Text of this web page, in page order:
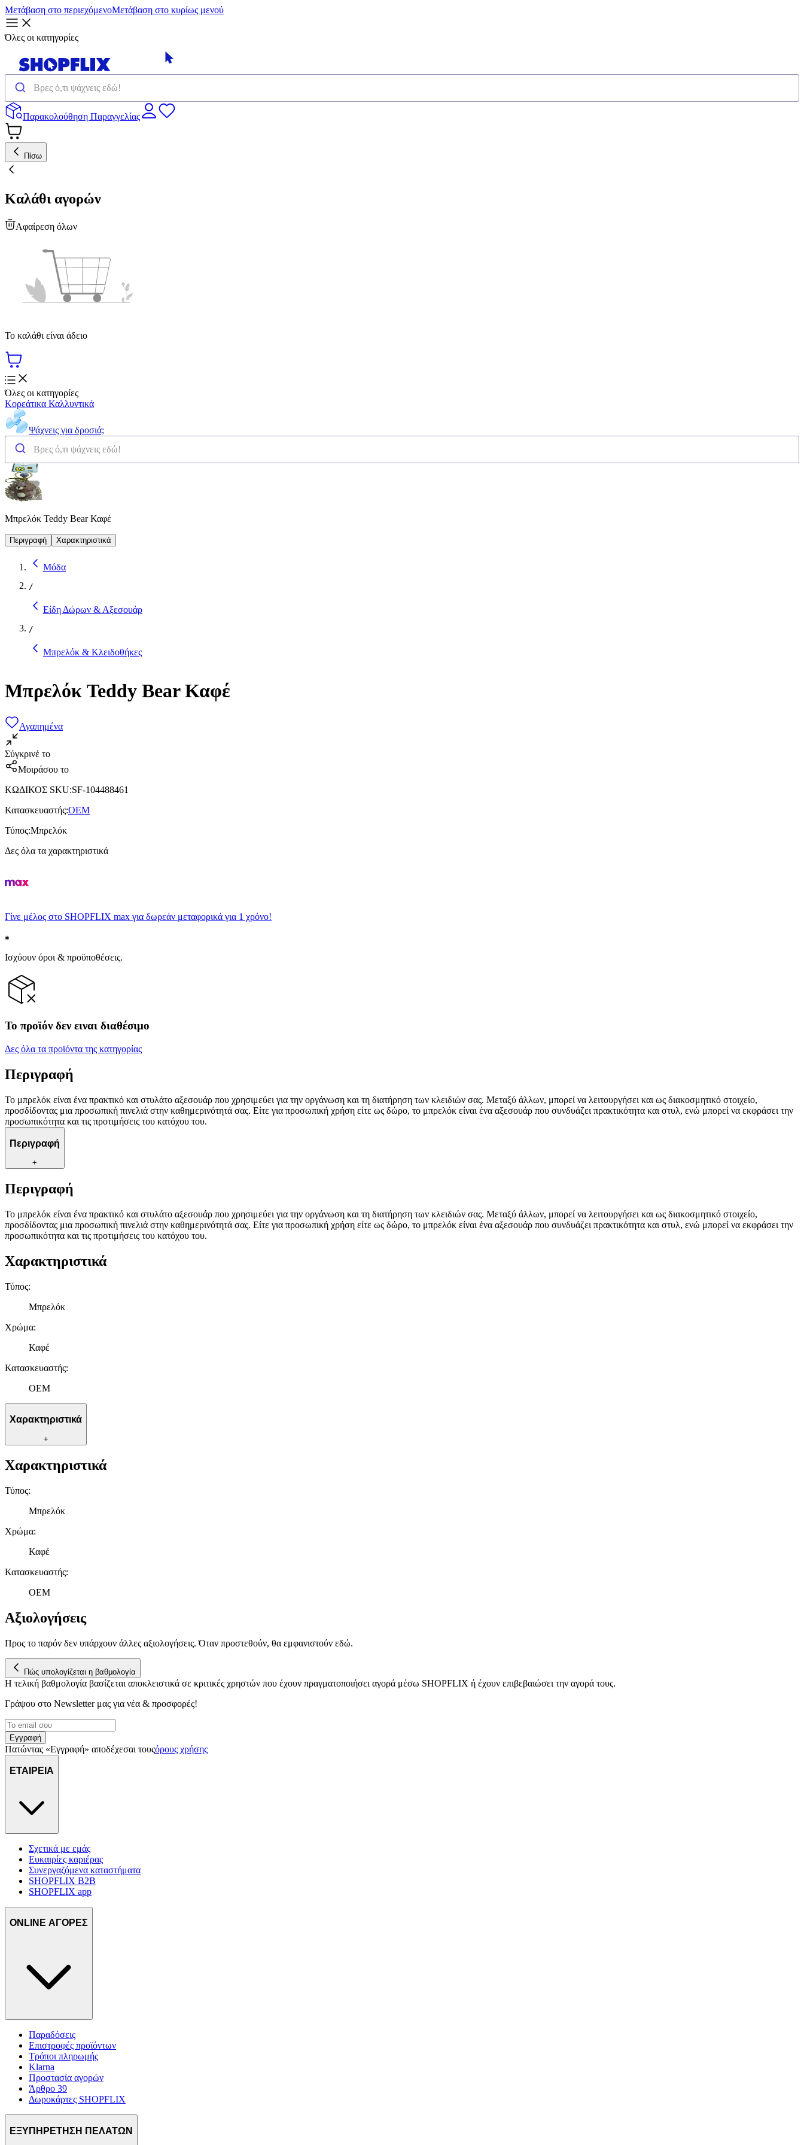
Μετάβαση στο περιεχόμενοΜετάβαση στο κυρίως μενού
Όλες οι κατηγορίες
Παρακολούθηση Παραγγελίας
Πίσω
Καλάθι αγορών
Αφαίρεση όλων
Το καλάθι είναι άδειο
Όλες οι κατηγορίες
Κορεάτικα Καλλυντικά
Ψάχνεις για δροσιά;
Μπρελόκ Teddy Bear Καφέ
Περιγραφή Χαρακτηριστικά
Μόδα
/
Είδη Δώρων & Αξεσουάρ
/
Μπρελόκ & Κλειδοθήκες
Μπρελόκ Teddy Bear Καφέ
Αγαπημένα
Σύγκρινέ το
Μοιράσου το
ΚΩΔΙΚΟΣ SKU:SF-104488461
Κατασκευαστής:OEM
Τύπος:Μπρελόκ
Δες όλα τα χαρακτηριστικά
Γίνε μέλος στο SHOPFLIX max για δωρεάν μεταφορικά για 1 χρόνο!
Ισχύουν όροι & προϋποθέσεις.
Το προϊόν δεν ειναι διαθέσιμο
Δες όλα τα προϊόντα της κατηγορίας
Περιγραφή
Το μπρελόκ είναι ένα πρακτικό και στυλάτο αξεσουάρ που χρησιμεύει για την οργάνωση και τη διατήρηση των κλειδιών σας. Μεταξύ άλλων, μπορεί να λειτουργήσει και ως διακοσμητικό στοιχείο,
προσδίδοντας μια προσωπική πινελιά στην καθημερινότητά σας. Είτε για προσωπική χρήση είτε ως δώρο, το μπρελόκ είναι ένα αξεσουάρ που συνδυάζει πρακτικότητα και στυλ, ενώ μπορεί να εκφράσει την
προσωπικότητα και τις προτιμήσεις του κατόχου του.
Περιγραφή
+
Περιγραφή
Το μπρελόκ είναι ένα πρακτικό και στυλάτο αξεσουάρ που χρησιμεύει για την οργάνωση και τη διατήρηση των κλειδιών σας. Μεταξύ άλλων, μπορεί να λειτουργήσει και ως διακοσμητικό στοιχείο,
προσδίδοντας μια προσωπική πινελιά στην καθημερινότητά σας. Είτε για προσωπική χρήση είτε ως δώρο, το μπρελόκ είναι ένα αξεσουάρ που συνδυάζει πρακτικότητα και στυλ, ενώ μπορεί να εκφράσει την
προσωπικότητα και τις προτιμήσεις του κατόχου του.
Χαρακτηριστικά
Τύπος:
Μπρελόκ
Χρώμα:
Καφέ
Κατασκευαστής:
OEM
Χαρακτηριστικά
+
Χαρακτηριστικά
Τύπος:
Μπρελόκ
Χρώμα:
Καφέ
Κατασκευαστής:
OEM
Αξιολογήσεις
Προς το παρόν δεν υπάρχουν άλλες αξιολογήσεις. Όταν προστεθούν, θα εμφανιστούν εδώ.
Πώς υπολογίζεται η βαθμολογία
Η τελική βαθμολογία βασίζεται αποκλειστικά σε κριτικές χρηστών που έχουν πραγματοποιήσει αγορά μέσω SHOPFLIX ή έχουν επιβεβαιώσει την αγορά τους.
Γράψου στο Νewsletter μας για νέα & προσφορές!
Εγγραφή
Πατώντας «Εγγραφή» αποδέχεσαι τουςόρους χρήσης
ΕΤΑΙΡΕΙΑ
Σχετικά με εμάς
Ευκαιρίες καριέρας
Συνεργαζόμενα καταστήματα
SHOPFLIX B2B
SHOPFLIX app
ONLINE ΑΓΟΡΕΣ
Παραδόσεις
Επιστροφές προϊόντων
Τρόποι πληρωμής
Klarna
Προστασία αγορών
Άρθρο 39
Δωροκάρτες SHOPFLIX
ΕΞΥΠΗΡΕΤΗΣΗ ΠΕΛΑΤΩΝ